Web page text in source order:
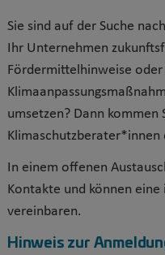
Sie sind auf der Suche
Ihr Unternehmen
Fördermittelhinweise
umsetzen? Dann
In einem offenen
Kontakte und können
vereinbaren.
Hinweis zur